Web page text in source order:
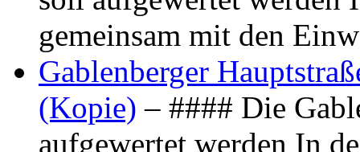
gemeinsam mit den
Gablenberger
(Kopie) – #### Die
aufgewertet werden In